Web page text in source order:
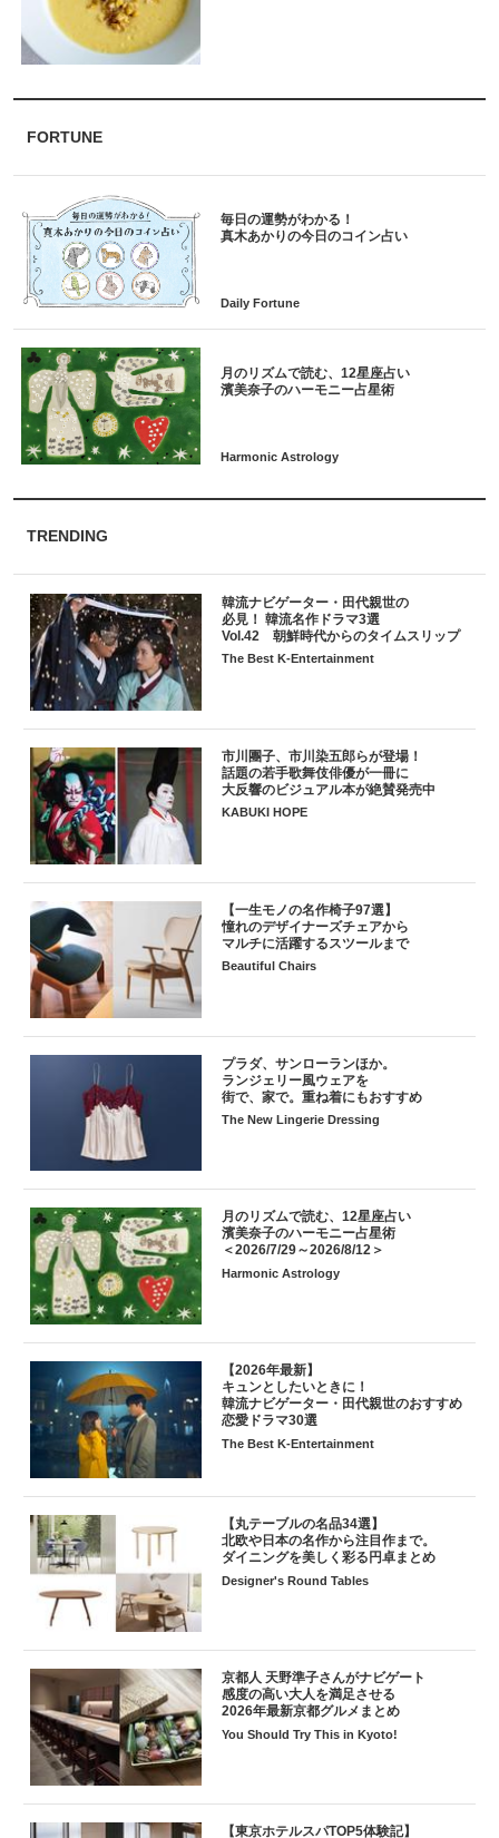
FORTUNE
毎日の運勢がわかる！
月のリズムで読む、12星座占い
TRENDING
韓流ナビゲーター・田代親世の
必見！ 韓流名作ドラマ3選
Vol.42 朝鮮時代からのタイムスリップ
The Best K-Entertainment
市川團子、市川染五郎らが登場！
話題の若手歌舞伎俳優が一冊に
大反響のビジュアル本が絶賛発売中
KABUKI HOPE
【一生モノの名作椅子97選】
憧れのデザイナーズチェアから
マルチに活躍するスツールまで
Beautiful Chairs
プラダ、サンローランほか。
ランジェリー風ウェアを
街で、家で。重ね着にもおすすめ
The New Lingerie Dressing
月のリズムで読む、12星座占い
濱美奈子のハーモニー占星術
＜2026/7/29～2026/8/12＞
Harmonic Astrology
【2026年最新】
キュンとしたいときに！
韓流ナビゲーター・田代親世のおすすめ
恋愛ドラマ30選
The Best K-Entertainment
【丸テーブルの名品34選】
北欧や日本の名作から注目作まで。
ダイニングを美しく彩る円卓まとめ
Designer's Round Tables
京都人 天野準子さんがナビゲート
感度の高い大人を満足させる
2026年最新京都グルメまとめ
You Should Try This in Kyoto!
【東京ホテルスパTOP5体験記】